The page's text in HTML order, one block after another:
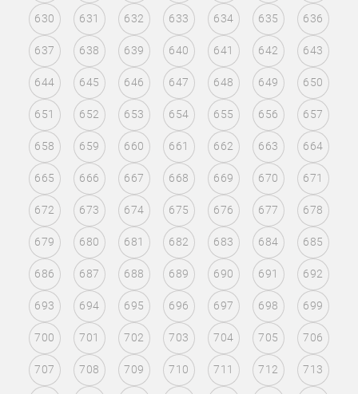
630 631 632 633 634 635 636
637 638 639 640 641 642 643
644 645 646 647 648 649 650
651 652 653 654 655 656 657
658 659 660 661 662 663 664
665 666 667 668 669 670 671
672 673 674 675 676 677 678
679 680 681 682 683 684 685
686 687 688 689 690 691 692
693 694 695 696 697 698 699
700 701 702 703 704 705 706
707 708 709 710 711 712 713